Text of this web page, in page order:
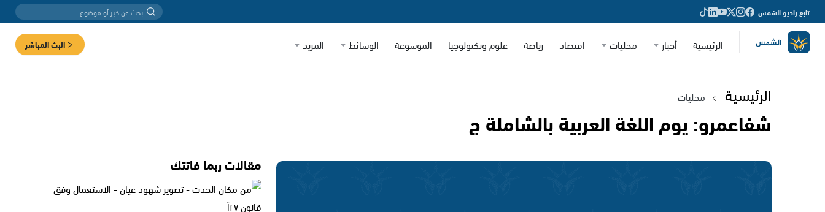
تابع راديو الشمس
الرئيسية أخبار محليات اقتصاد رياضة علوم وتكنولوجيا الموسوعة الوسائط المزيد البث المباشر
الرئيسية محليات
شفاعمرو: يوم اللغة العربية بالشاملة ج
مقالات ربما فاتتك